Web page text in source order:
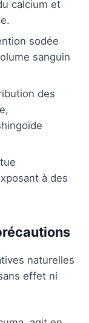
calcium et
sodée
sanguin
des
à des
naturelles
effet ni